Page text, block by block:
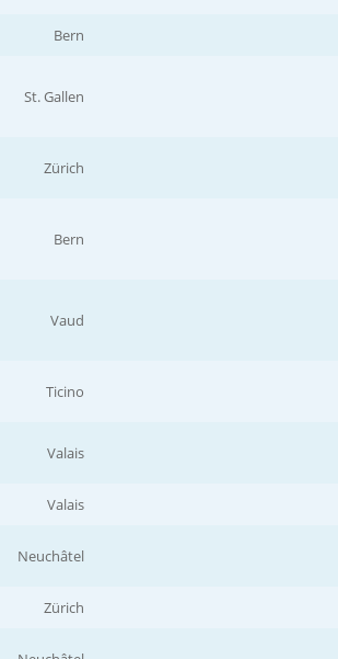
Bern
St. Gallen
Zürich
Bern
Vaud
Ticino
Valais
Valais
Neuchâtel
Zürich